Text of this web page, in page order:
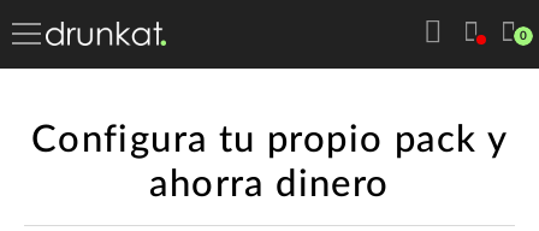
0
Configura tu propio pack y
ahorra dinero